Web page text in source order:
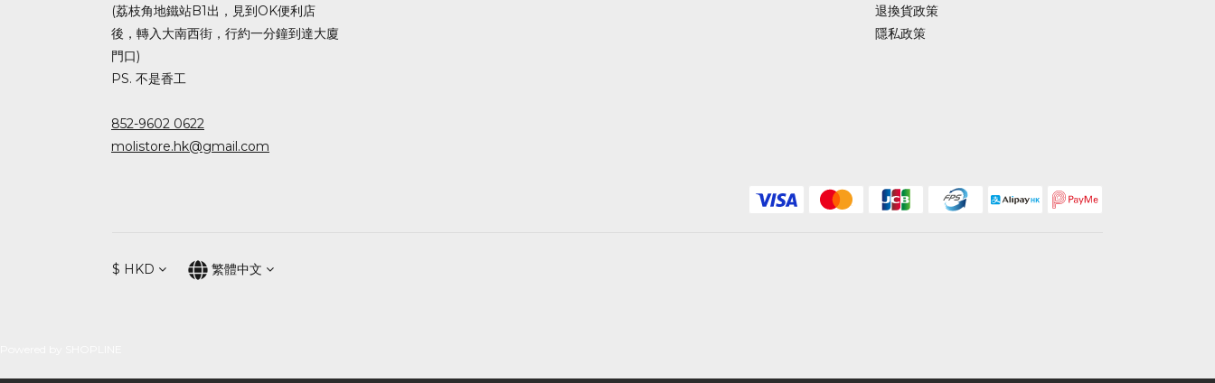
(荔枝角地鐵站B1出，見到OK便利店
後，轉入大南西街，行約一分鐘到達大廈
門口)
PS. 不是香工
852-9602 0622
molistore.hk@gmail.com
退換貨政策
隱私政策
$ HKD 繁體中文